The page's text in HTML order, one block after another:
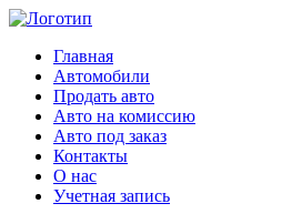
Главная
Автомобили
Продать авто
Авто на комиссию
Авто под заказ
Контакты
О нас
Учетная запись